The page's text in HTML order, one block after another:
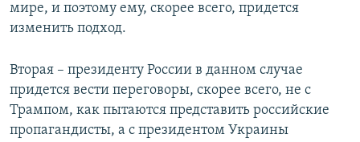
мире, и поэтому ему, скорее всего, придется
изменить подход.
Вторая – президенту России в данном случае
придется вести переговоры, скорее всего, не с
Трампом, как пытаются представить российские
пропагандисты, а с президентом Украины